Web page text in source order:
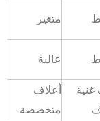
متغير
عالية
غنية
أعلاف
متخصصة